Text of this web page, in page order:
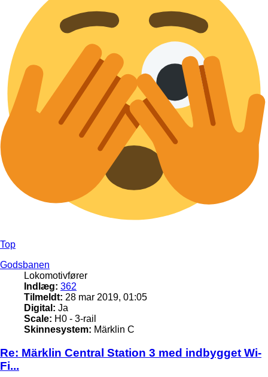
Top
Godsbanen
Lokomotivfører
Indlæg: 362
Tilmeldt: 28 mar 2019, 01:05
Digital: Ja
Scale: H0 - 3-rail
Skinnesystem: Märklin C
Re: Märklin Central Station 3 med indbygget Wi-
Fi...